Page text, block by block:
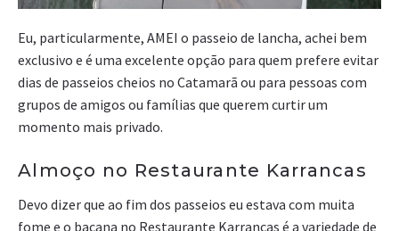
Eu, particularmente, AMEI o passeio de lancha, achei bem
exclusivo e é uma excelente opção para quem prefere evitar
dias de passeios cheios no Catamarã ou para pessoas com
grupos de amigos ou famílias que querem curtir um
momento mais privado.
Almoço no Restaurante Karrancas
Devo dizer que ao fim dos passeios eu estava com muita
fome e o bacana no Restaurante Karrancas é a variedade de